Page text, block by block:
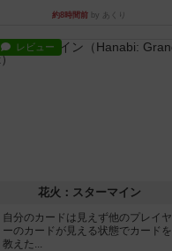
約8時間前 by あくり
レビュー
花火：スターマイン
自分のカードは見えず他のプレイヤ
ーのカードが見える状態でカードを
教えた...